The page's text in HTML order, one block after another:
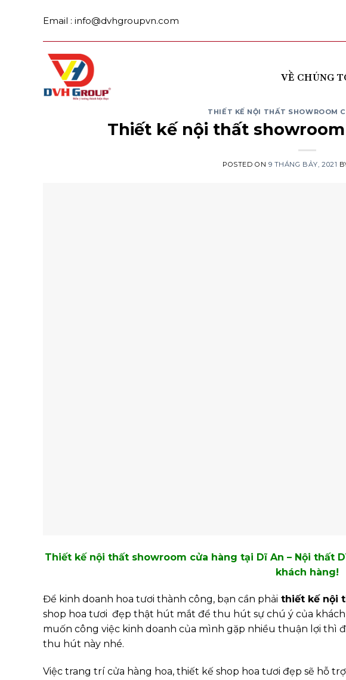
Email : info@dvhgroupvn.com
VỀ CHÚNG
THIẾT KẾ NỘI THẤT SHOWROOM
Thiết kế nội thất
POSTED ON 9 THÁNG BẢY, 2021
Thiết kế nội thất showroom cửa hàng tại Dĩ An – Nội thất
khách hàng!
Để kinh doanh hoa tươi thành công, bạn cần phải thiết kế nội
shop hoa tươi đẹp thật hút mắt để thu hút sự chú ý của khách
muốn công việc kinh doanh của mình gặp nhiều thuận lợi thì
thu hút này nhé.
Việc trang trí cửa hàng hoa, thiết kế shop hoa tươi đẹp sẽ hỗ